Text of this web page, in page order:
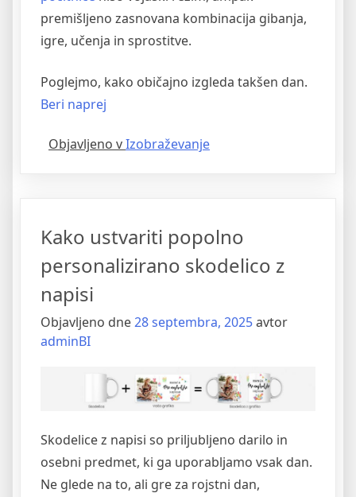
premišljeno zasnovana kombinacija gibanja,
igre, učenja in sprostitve.
Poglejmo, kako običajno izgleda takšen dan.
Beri naprej
otrok
počitnicah?”
Objavljeno vIzobraževanje
Kako ustvariti popolno
personalizirano skodelico z
napisi
Objavljeno dne28 septembra, 2025avtor
adminBI
Skodelice z napisi so priljubljeno darilo in
osebni predmet, ki ga uporabljamo vsak dan.
Ne glede na to, ali gre za rojstni dan,